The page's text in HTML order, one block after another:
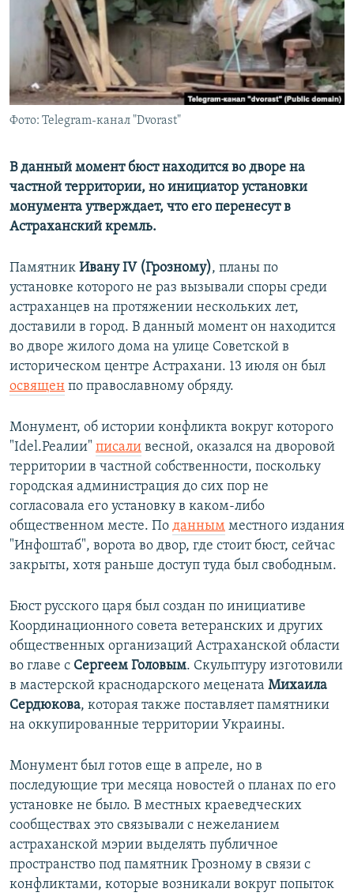
РАСПИСАНИЕ ВЕЩАНИЯ
ПОДПИШИТЕСЬ НА РАССЫЛКУ
СОЦИАЛЬНЫЕ СЕТИ
Все сайты РСЕ/РС
Фото: Telegram-канал "Dvorast"
В данный момент бюст находится во дворе на
частной территории, но инициатор установки
монумента утверждает, что его перенесут в
Астраханский кремль.
Памятник Ивану IV (Грозному), планы по
установке которого не раз вызывали споры среди
астраханцев на протяжении нескольких лет,
доставили в город. В данный момент он находится
во дворе жилого дома на улице Советской в
историческом центре Астрахани. 13 июля он был
освящен по православному обряду.
Монумент, об истории конфликта вокруг которого
"Idel.Реалии" писали весной, оказался на дворовой
территории в частной собственности, поскольку
городская администрация до сих пор не
согласовала его установку в каком-либо
общественном месте. По данным местного издания
"Инфоштаб", ворота во двор, где стоит бюст, сейчас
закрыты, хотя раньше доступ туда был свободным.
Бюст русского царя был создан по инициативе
Координационного совета ветеранских и других
общественных организаций Астраханской области
во главе с Сергеем Головым. Скульптуру изготовили
в мастерской краснодарского мецената Михаила
Сердюкова, которая также поставляет памятники
на оккупированные территории Украины.
Монумент был готов еще в апреле, но в
последующие три месяца новостей о планах по его
установке не было. В местных краеведческих
сообществах это связывали с нежеланием
астраханской мэрии выделять публичное
пространство под памятник Грозному в связи с
конфликтами, которые возникали вокруг попыток